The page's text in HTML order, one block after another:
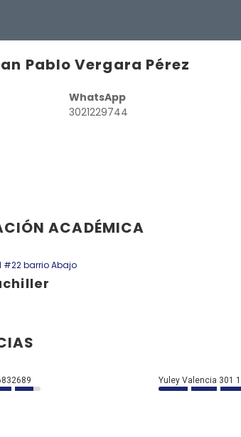
Pablo Vergara Pérez
WhatsApp
3021229744
ACADÉMICA
#22 barrio Abajo
Yuley Valencia 301